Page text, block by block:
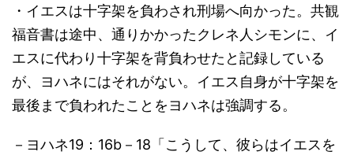
・イエスは十字架を負わされ刑場へ向かった。共観
福音書は途中、通りかかったクレネ人シモンに、イ
エスに代わり十字架を背負わせたと記録している
が、ヨハネにはそれがない。イエス自身が十字架を
最後まで負われたことをヨハネは強調する。
－ヨハネ19：16b－18「こうして、彼らはイエスを